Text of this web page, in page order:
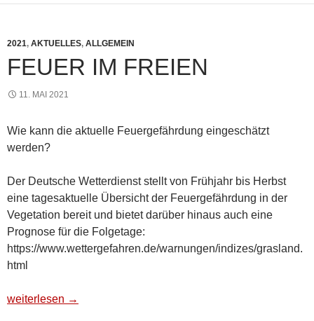
2021, AKTUELLES, ALLGEMEIN
FEUER IM FREIEN
11. MAI 2021
Wie kann die aktuelle Feuergefährdung eingeschätzt
werden?
Der Deutsche Wetterdienst stellt von Frühjahr bis Herbst
eine tagesaktuelle Übersicht der Feuergefährdung in der
Vegetation bereit und bietet darüber hinaus auch eine
Prognose für die Folgetage:
https://www.wettergefahren.de/warnungen/indizes/grasland.
html
FEUER IM FREIEN
weiterlesen →